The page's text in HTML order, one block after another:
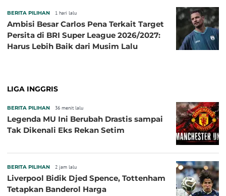
BERITA PILIHAN 1 hari lalu
Ambisi Besar Carlos Pena Terkait Target
Persita di BRI Super League 2026/2027:
Harus Lebih Baik dari Musim Lalu
LIGA INGGRIS
BERITA PILIHAN 36 menit lalu
Legenda MU Ini Berubah Drastis sampai
Tak Dikenali Eks Rekan Setim
BERITA PILIHAN 2 jam lalu
Liverpool Bidik Djed Spence, Tottenham
Tetapkan Banderol Harga